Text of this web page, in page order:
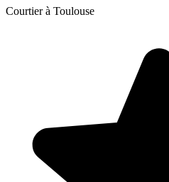
Courtier à Toulouse